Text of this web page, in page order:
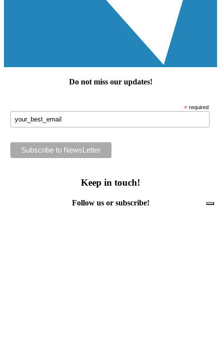
Do not miss our updates!
* required
Keep in touch!
Follow us or subscribe!